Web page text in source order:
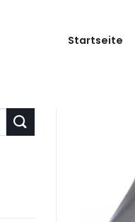
Startseite